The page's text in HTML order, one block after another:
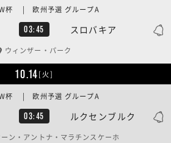
03:45 スロバキア
杯 | 欧州予選 グループA
ウィンザー・パーク
10.14[火]
03:45 ルクセンブルク
杯 | 欧州予選 グループA
ン・アントナ・マラチンスケーホ